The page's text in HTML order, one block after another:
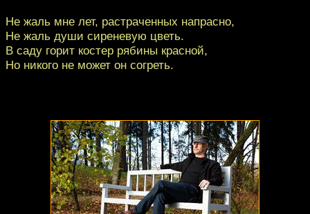
Не жаль мне лет, растраченных напрасно,
Не жаль души сиреневую цветь.
В саду горит костер рябины красной,
Но никого не может он согреть.